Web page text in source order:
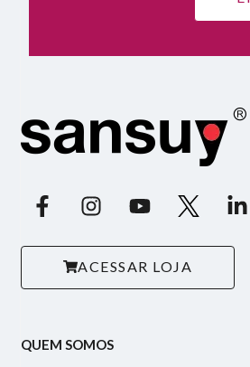
ACESSAR LOJA
QUEM SOMOS